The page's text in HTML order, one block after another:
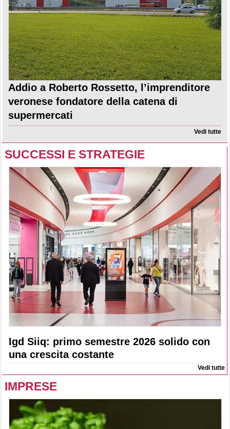
Addio a Roberto Rossetto, l’imprenditore
veronese fondatore della catena di
supermercati
Vedi tutte
SUCCESSI E STRATEGIE
Igd Siiq: primo semestre 2026 solido con
una crescita costante
Vedi tutte
IMPRESE